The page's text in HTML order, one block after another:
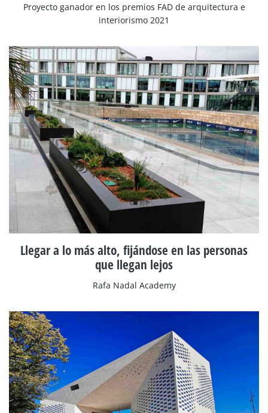
Proyecto ganador en los premios FAD de arquitectura e
interiorismo 2021
Llegar a lo más alto, fijándose en las personas
que llegan lejos
Rafa Nadal Academy